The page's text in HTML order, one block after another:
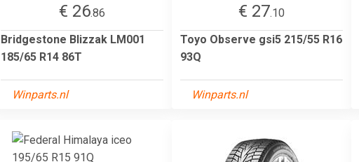
€ 26.86
Bridgestone Blizzak LM001
185/65 R14 86T
Winparts.nl
€ 27.10
Toyo Observe gsi5 215/55 R16
93Q
Winparts.nl